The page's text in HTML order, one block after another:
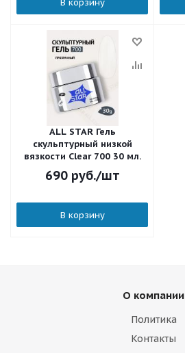
ALL STAR Гель
скульптурный низкой
вязкости Clear 700 30 мл.
690руб./шт
В корзину
О компании
Политика
Контакты